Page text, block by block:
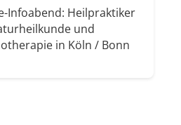
Infoabend: Heilpraktiker
und
in Köln / Bonn